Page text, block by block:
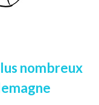
nombreux